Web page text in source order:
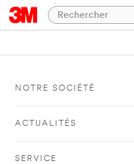
NOTRE SOCIÉTÉ
ACTUALITÉS
SERVICE